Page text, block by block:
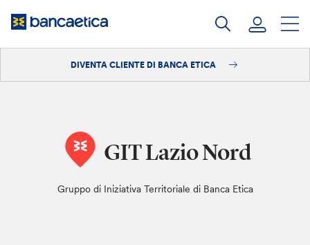
DIVENTA CLIENTE DI BANCA ETICA
GIT Lazio Nord
Gruppo di Iniziativa Territoriale di Banca Etica